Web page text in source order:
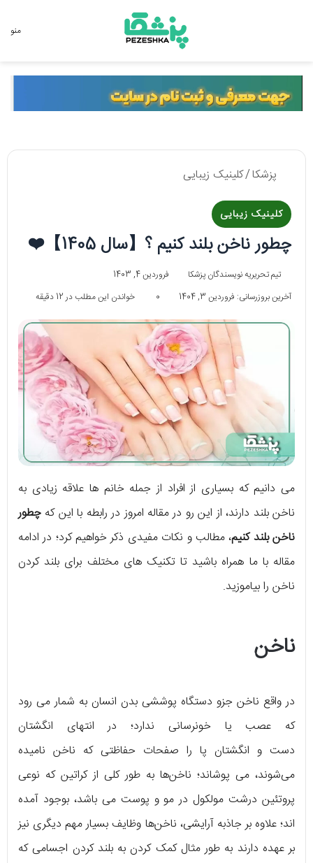
منو
پزشکا/کلینیک زیبایی
کلینیک زیبایی
چطور ناخن بلند کنیم ؟【سال 1405】❤️
تیم تحریریه نویسندگان پزشکا
فروردین 4, 1403
آخرین بروزرسانی: فروردین 3, 1404
0 خواندن این مطلب در 12 دقیقه
می دانیم که بسیاری از افراد از جمله خانم ها علاقه زیادی به
ناخن بلند دارند، از این رو در مقاله امروز در رابطه با این که چطور
ناخن بلند کنیم، مطالب و نکات مفیدی ذکر خواهیم کرد؛ در ادامه
مقاله با ما همراه باشید تا تکنیک های مختلف برای بلند کردن
ناخن را بیاموزید.
ناخن
در واقع ناخن جزو دستگاه پوششی بدن انسان به شمار می رود
که عصب یا خونرسانی ندارد؛ در انتهای انگشتان
دست و انگشتان پا را صفحات حفاظتی که ناخن نامیده
می‌شوند، می پوشاند؛ ناخن‌ها به طور کلی از کراتین که نوعی
پروتئین درشت مولکول در مو و پوست می باشد، بوجود آمده
اند؛ علاوه بر جاذبه آرایشی، ناخن‌ها وظایف بسیار مهم دیگری نیز
بر عهده دارند به طور مثال کمک کردن به بلند کردن اجسامی که